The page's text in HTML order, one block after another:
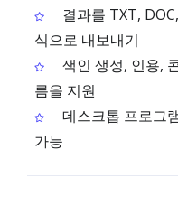
결과를 TXT,
식으로 내보내기
색인 생성, 인용,
름을 지원
데스크톱 프로그
가능